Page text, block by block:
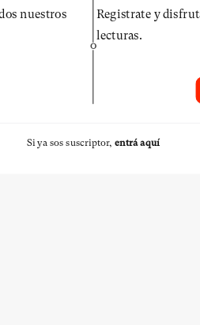
nuestros
O
Registrate y
lecturas.
Si ya sos suscriptor, entrá aquí